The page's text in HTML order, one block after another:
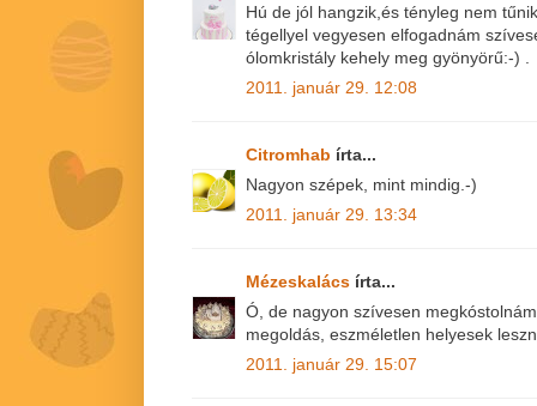
Hú de jól hangzik,és tényleg nem
tégellyel vegyesen elfogadnám
ólomkristály kehely meg gyönyörű:-) .
2011. január 29. 12:08
Citromhab írta...
Nagyon szépek, mint mindig.-)
2011. január 29. 13:34
Mézeskalács írta...
Ó, de nagyon szívesen
megoldás, eszméletlen helyesek
2011. január 29. 15:07